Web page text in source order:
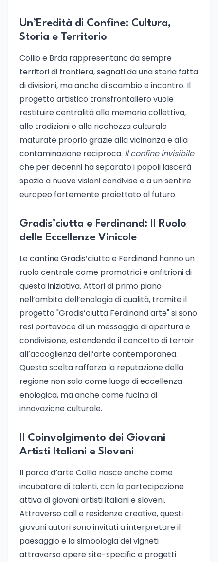
Un’Eredità di Confine: Cultura,
Storia e Territorio
Collio e Brda rappresentano da sempre
territori di frontiera, segnati da una storia fatta
di divisioni, ma anche di scambio e incontro. Il
progetto artistico transfrontaliero vuole
restituire centralità alla memoria collettiva,
alle tradizioni e alla ricchezza culturale
maturate proprio grazie alla vicinanza e alla
contaminazione reciproca. Il confine invisibile
che per decenni ha separato i popoli lascerà
spazio a nuove visioni condivise e a un sentire
europeo fortemente proiettato al futuro.
Gradis’ciutta e Ferdinand: Il Ruolo
delle Eccellenze Vinicole
Le cantine Gradis’ciutta e Ferdinand hanno un
ruolo centrale come promotrici e anfitrioni di
questa iniziativa. Attori di primo piano
nell’ambito dell’enologia di qualità, tramite il
progetto "Gradis’ciutta Ferdinand arte" si sono
resi portavoce di un messaggio di apertura e
condivisione, estendendo il concetto di terroir
all’accoglienza dell’arte contemporanea.
Questa scelta rafforza la reputazione della
regione non solo come luogo di eccellenza
enologica, ma anche come fucina di
innovazione culturale.
Il Coinvolgimento dei Giovani
Artisti Italiani e Sloveni
Il parco d’arte Collio nasce anche come
incubatore di talenti, con la partecipazione
attiva di giovani artisti italiani e sloveni.
Attraverso call e residenze creative, questi
giovani autori sono invitati a interpretare il
paesaggio e la simbologia dei vigneti
attraverso opere site-specific e progetti